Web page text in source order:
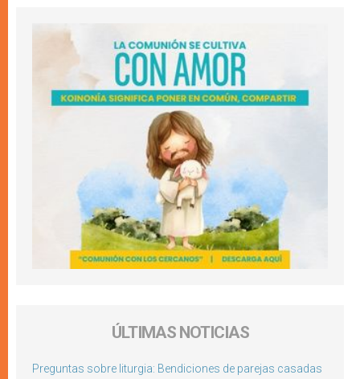
ÚLTIMAS NOTICIAS
Preguntas sobre liturgia: Bendiciones de parejas casadas